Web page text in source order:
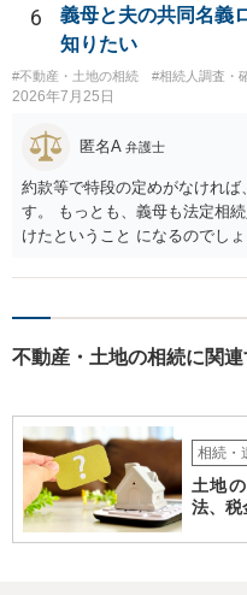
相続権がある可能性があります
6
義母と夫の共同名義
知りたい
#不動産・土地の相続 #相続人調査・
2026年7月25日
匿名A 弁護士
約款等で特段の定めがなけれ
す。 もっとも、義母も法定相
けたということ になるのでし
不動産・土地の相続に関
相続・
土地
法、税